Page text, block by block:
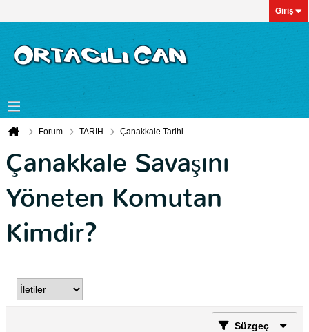
Giriş
Forum TARİH Çanakkale Tarihi
Çanakkale Savaşını
Yöneten Komutan
Kimdir?
Süzgeç